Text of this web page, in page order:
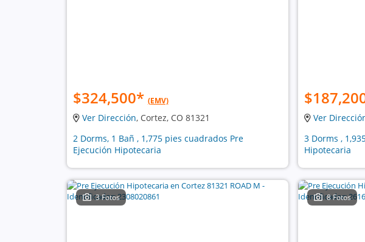
$324,500* (EMV)
Ver Dirección, Cortez, CO 81321
2 Dorms, 1 Bañ , 1,775 pies cuadrados Pre
Ejecución Hipotecaria
Ver
3 Dorms ,
Hipotecaria
3 Fotos 8 Fotos